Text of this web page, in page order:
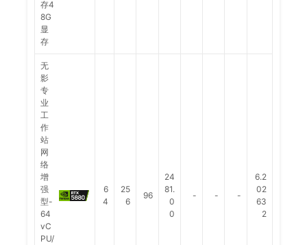
存4
8G
显
存
无
影
专
业
工
作
站
网
络
增
强
型-
64
vC
PU/
6
4
25
6
96
24
81.
0
0
- - -
6.2
02
63
2